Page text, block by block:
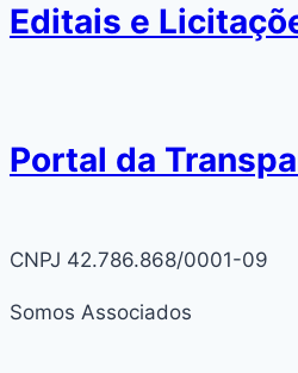
Editais e
Portal da
CNPJ 42.786.868/0001-09
Somos Associados